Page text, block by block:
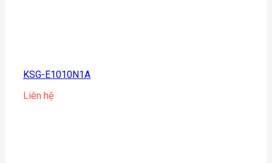
KSG-E1010N1A
Liên hệ